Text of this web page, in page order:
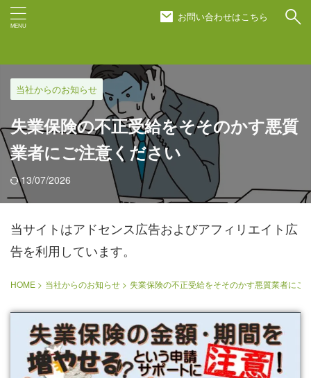
お問い合わせはこちら
当社からのお知らせ
失業保険の不正受給をそそのかす悪質
業者にご注意ください
13/07/2026
当サイトはアドセンス広告およびアフィリエイト広
告を利用しています。
HOME > 当社からのお知らせ > 失業保険の不正受給をそそのかす悪質業者にご